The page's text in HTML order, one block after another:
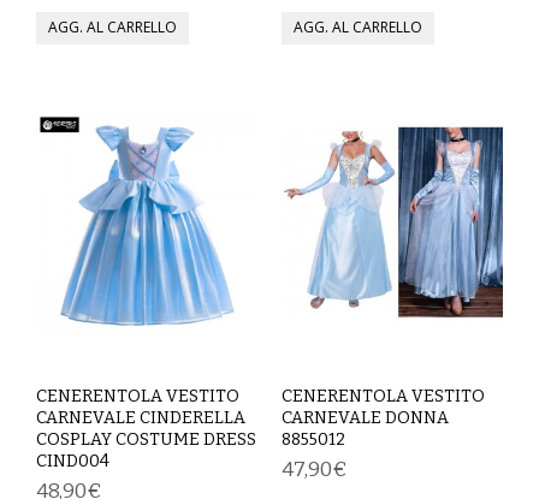
TOP
TUTE PANTALONI
VESTITI
BAMBINO
CARNEVALE
COMPLETI
GIACCHE E CAPPOTTI
CENERENTOLA VESTITO
CARNEVALE CINDERELLA
COSPLAY COSTUME DRESS
CIND004
48,90€
CENERENTOLA VESTITO
CARNEVALE DONNA
8855012
47,90€